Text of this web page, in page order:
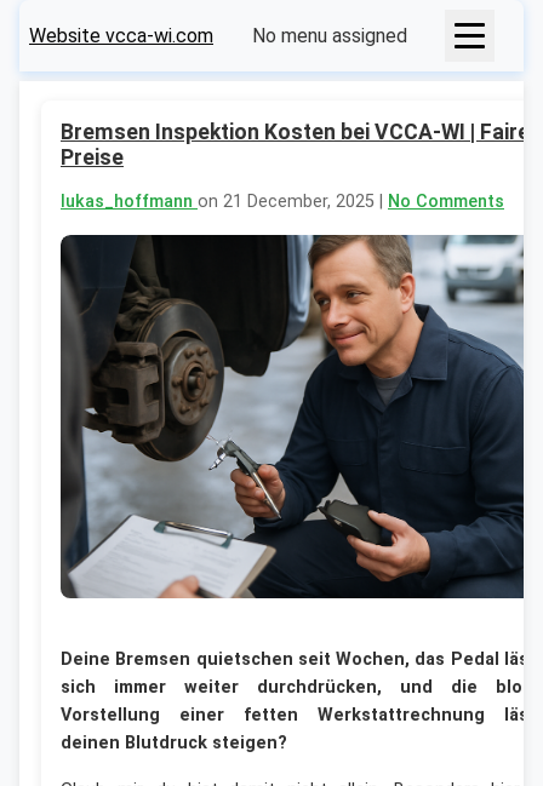
Website vcca-wi.com No menu assigned
Bremsen Inspektion Kosten bei VCCA-WI | Faire
Preise
lukas_hoffmann on 21 December, 2025 | No Comments
Deine Bremsen quietschen seit Wochen, das Pedal
sich immer weiter durchdrücken, und die
Vorstellung einer fetten Werkstattrechnung
deinen Blutdruck steigen?